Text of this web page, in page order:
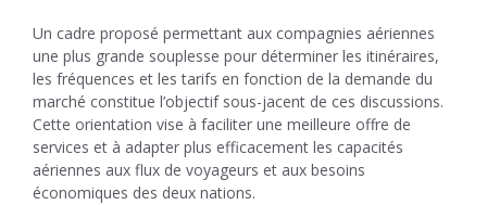
Un cadre proposé permettant aux compagnies aériennes
une plus grande souplesse pour déterminer les itinéraires,
les fréquences et les tarifs en fonction de la demande du
marché constitue l’objectif sous-jacent de ces discussions.
Cette orientation vise à faciliter une meilleure offre de
services et à adapter plus efficacement les capacités
aériennes aux flux de voyageurs et aux besoins
économiques des deux nations.